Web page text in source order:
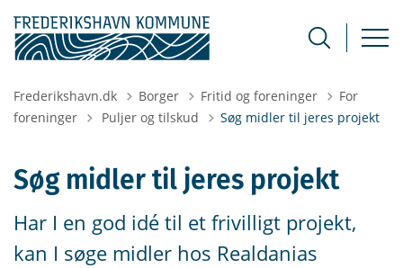
Frederikshavn.dk Borger Fritid og foreninger
For
foreninger
Tilbage til
Puljer og tilskud Søg midler til jeres projekt
Søg midler til jeres projekt
Har I en god idé til et frivilligt projekt,
kan I søge midler hos Realdanias